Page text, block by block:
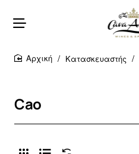
home
Κατασκευαστής
Cao